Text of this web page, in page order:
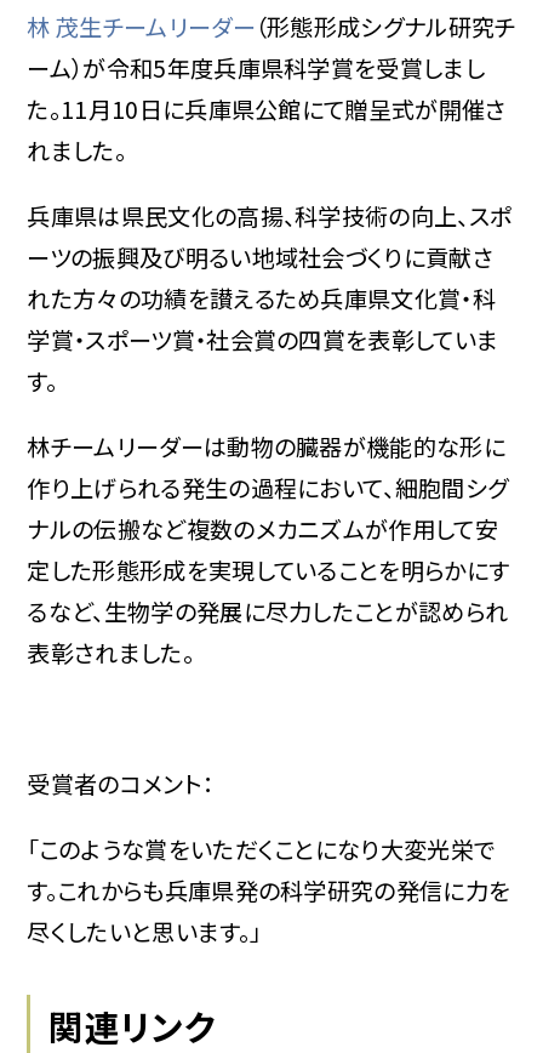
林 茂生チームリーダー（形態形成シグナル研究チ
ーム）が令和5年度兵庫県科学賞を受賞しまし
た。11月10日に兵庫県公館にて贈呈式が開催さ
れました。
兵庫県は県民文化の高揚、科学技術の向上、スポ
ーツの振興及び明るい地域社会づくりに貢献さ
れた方々の功績を讃えるため兵庫県文化賞・科
学賞・スポーツ賞・社会賞の四賞を表彰していま
す。
林チームリーダーは動物の臓器が機能的な形に
作り上げられる発生の過程において、細胞間シグ
ナルの伝搬など複数のメカニズムが作用して安
定した形態形成を実現していることを明らかにす
るなど、生物学の発展に尽力したことが認められ
表彰されました。
受賞者のコメント：
「このような賞をいただくことになり大変光栄で
す。これからも兵庫県発の科学研究の発信に力を
尽くしたいと思います。」
関連リンク